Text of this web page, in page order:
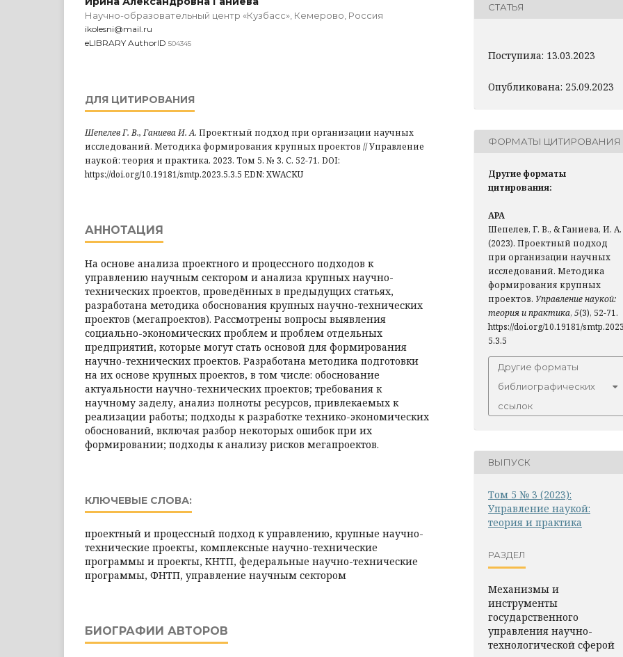
Научно-образовательный центр «Кузбасс», Кемерово, Россия
ikolesni@mail.ru
eLIBRARY AuthorID 504345
ДЛЯ ЦИТИРОВАНИЯ
Шепелев Г. В., Ганиева И. А. Проектный подход при организации научных
исследований. Методика формирования крупных проектов // Управление
наукой: теория и практика. 2023. Том 5. № 3. С. 52-71. DOI:
https://doi.org/10.19181/smtp.2023.5.3.5 EDN: XWACKU
АННОТАЦИЯ
На основе анализа проектного и процессного подходов к
управлению научным сектором и анализа крупных научно-
технических проектов, проведённых в предыдущих статьях,
разработана методика обоснования крупных научно-технических
проектов (мегапроектов). Рассмотрены вопросы выявления
социально-экономических проблем и проблем отдельных
предприятий, которые могут стать основой для формирования
научно-технических проектов. Разработана методика подготовки
на их основе крупных проектов, в том числе: обоснование
актуальности научно-технических проектов; требования к
научному заделу, анализ полноты ресурсов, привлекаемых к
реализации работы; подходы к разработке технико-экономических
обоснований, включая разбор некоторых ошибок при их
формировании; подходы к анализу рисков мегапроектов.
КЛЮЧЕВЫЕ СЛОВА:
проектный и процессный подход к управлению, крупные научно-
технические проекты, комплексные научно-технические
программы и проекты, КНТП, федеральные научно-технические
программы, ФНТП, управление научным сектором
БИОГРАФИИ АВТОРОВ
СТАТЬЯ
Поступила: 13.03.2023
Опубликована: 25.09.2023
ФОРМАТЫ ЦИТИРОВАНИЯ
Другие форматы
цитирования:
APA
Шепелев, Г. В., & Ганиева, И. А.
(2023). Проектный подход
при организации научных
исследований. Методика
формирования крупных
проектов. Управление наукой:
теория и практика, 5(3), 52-71.
https://doi.org/10.19181/
5.3.5
Другие форматы
библиографических
ссылок
ВЫПУСК
Том 5 № 3 (2023):
Управление наукой:
теория и практика
РАЗДЕЛ
Механизмы и
инструменты
государственного
управления научно-
технологической сферой